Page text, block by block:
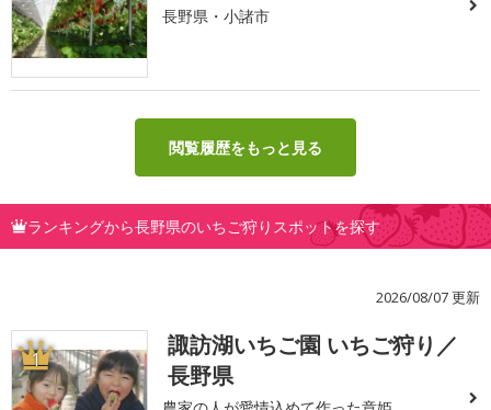
長野県・小諸市
閲覧履歴をもっと見る
ランキングから長野県のいちご狩りスポットを探す
2026/08/07 更新
1
諏訪湖いちご園 いちご狩り／
長野県